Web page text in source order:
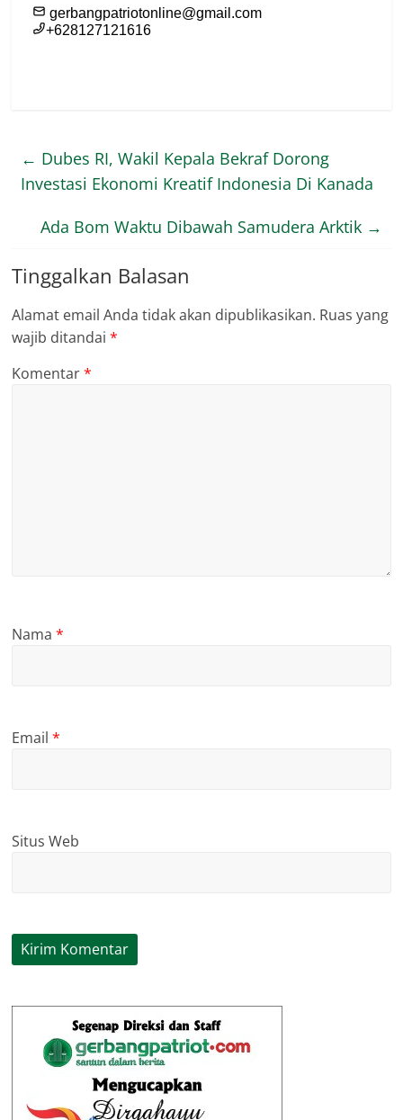
← Dubes RI, Wakil Kepala Bekraf Dorong
Investasi Ekonomi Kreatif Indonesia Di Kanada
Ada Bom Waktu Dibawah Samudera Arktik →
Tinggalkan Balasan
Alamat email Anda tidak akan dipublikasikan. Ruas yang
wajib ditandai*
Komentar*
Nama*
Email*
Situs Web